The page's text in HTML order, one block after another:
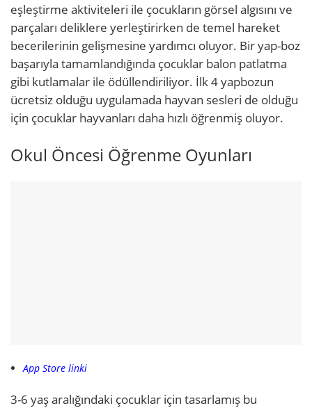
eşleştirme aktiviteleri ile çocukların görsel algısını ve
parçaları deliklere yerleştirirken de temel hareket
becerilerinin gelişmesine yardımcı oluyor. Bir yap-boz
başarıyla tamamlandığında çocuklar balon patlatma
gibi kutlamalar ile ödüllendiriliyor. İlk 4 yapbozun
ücretsiz olduğu uygulamada hayvan sesleri de olduğu
için çocuklar hayvanları daha hızlı öğrenmiş oluyor.
Okul Öncesi Öğrenme Oyunları
App Store linki
3-6 yaş aralığındaki çocuklar için tasarlamış bu